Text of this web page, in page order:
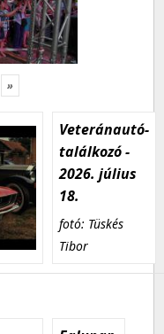
»
Veteránautó-
találkozó -
2026. július
18.
fotó: Tüskés
Tibor